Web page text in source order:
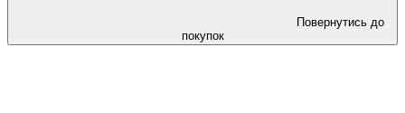
Повернутись до
покупок